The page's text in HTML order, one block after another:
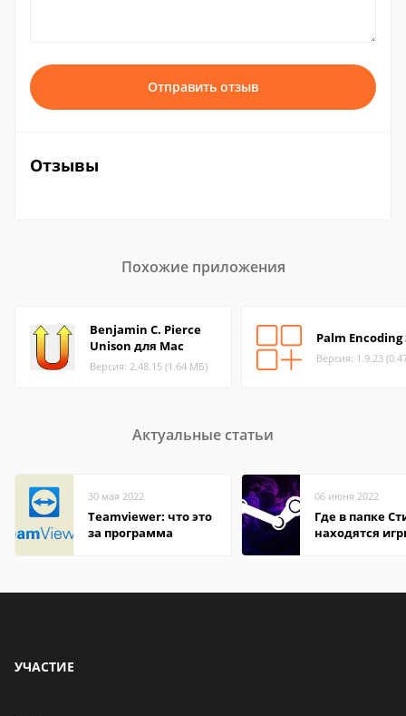
Отправить отзыв
Отзывы
Похожие приложения
Benjamin C. Pierce
Unison для Mac
Версия: 2.48.15 (1.64 МБ)
Palm
Версия: 1.9.23
Актуальные статьи
30 мая 2022
Teamviewer: что это
за программа
06 июня 2022
Где в папке
находятся
УЧАСТИЕ